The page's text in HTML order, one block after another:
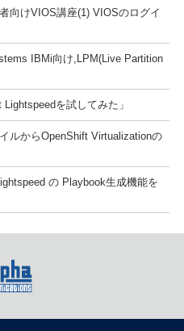
向けVIOS講座(1) VIOSのログイ
IBMi向け,LPM(Live Partition
を試してみた」
ルからOpenShift Virtualizationの
の Playbook生成機能を